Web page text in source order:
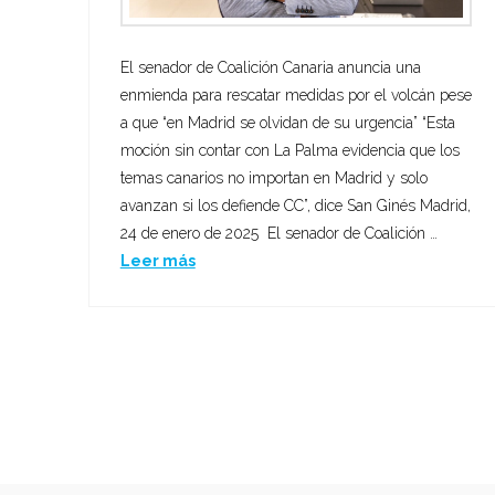
El senador de Coalición Canaria anuncia una
enmienda para rescatar medidas por el volcán pese
a que “en Madrid se olvidan de su urgencia” “Esta
moción sin contar con La Palma evidencia que los
temas canarios no importan en Madrid y solo
avanzan si los defiende CC”, dice San Ginés Madrid,
24 de enero de 2025 El senador de Coalición …
Leer más